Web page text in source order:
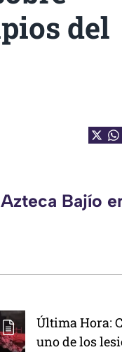
del
Bajío
Última Hora:
uno de los